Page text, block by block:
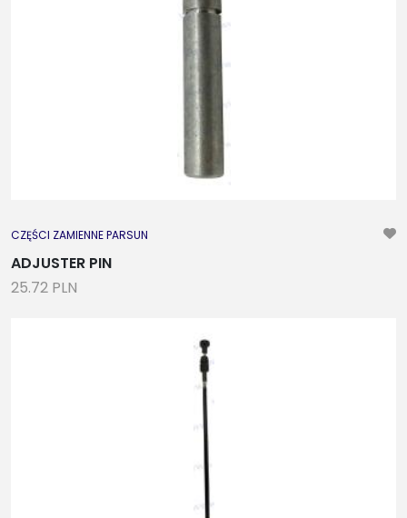
CZĘŚCI ZAMIENNE PARSUN
ADJUSTER PIN
25.72 PLN